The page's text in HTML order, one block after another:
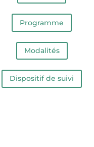
Programme
Modalités
Dispositif de suivi